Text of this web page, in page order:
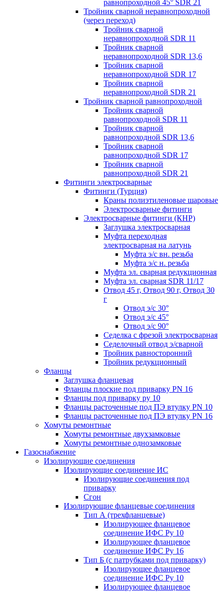
равнопроходной 45° SDR 21
Тройник сварной неравнопроходной
(через переход)
Тройник сварной
неравнопроходной SDR 11
Тройник сварной
неравнопроходной SDR 13,6
Тройник сварной
неравнопроходной SDR 17
Тройник сварной
неравнопроходной SDR 21
Тройник сварной равнопроходной
Тройник сварной
равнопроходной SDR 11
Тройник сварной
равнопроходной SDR 13,6
Тройник сварной
равнопроходной SDR 17
Тройник сварной
равнопроходной SDR 21
Фитинги электросварные
Фитинги (Турция)
Краны полиэтиленовые шаровые
Электросварные фитинги
Электросварные фитинги (КНР)
Заглушка электросварная
Муфта переходная
электросварная на латунь
Муфта э/с вн. резьба
Муфта э/с н. резьба
Муфта эл. cварная редукционная
Муфта эл. сварная SDR 11/17
Отвод 45 г, Отвод 90 г, Отвод 30
г
Отвод э/с 30°
Отвод э/с 45°
Отвод э/с 90°
Седелка с фрезой электросварная
Седелочный отвод э/сварной
Тройник равносторонний
Тройник редукционный
Фланцы
Заглушка фланцевая
Фланцы плоские под приварку PN 16
Фланцы под приварку ру 10
Фланцы расточенные под ПЭ втулку PN 10
Фланцы расточенные под ПЭ втулку PN 16
Хомуты ремонтные
Хомуты ремонтные двухзамковые
Хомуты ремонтные однозамковые
Газоснабжение
Изолирующие соединения
Изолирующие соединение ИС
Изолирующие соединения под
приварку
Сгон
Изолирующие фланцевые соединения
Тип А (трехфланцевые)
Изолирующее фланцевое
соединение ИФС Ру 10
Изолирующее фланцевое
соединение ИФС Ру 16
Тип Б (с патрубками под приварку)
Изолирующее фланцевое
соединение ИФС Ру 10
Изолирующее фланцевое